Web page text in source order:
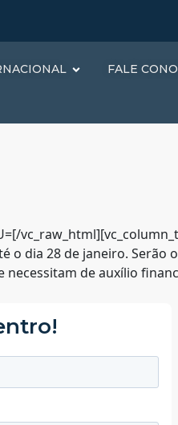
FALE
o dia 28 de janeiro. Serão
necessitam de auxílio